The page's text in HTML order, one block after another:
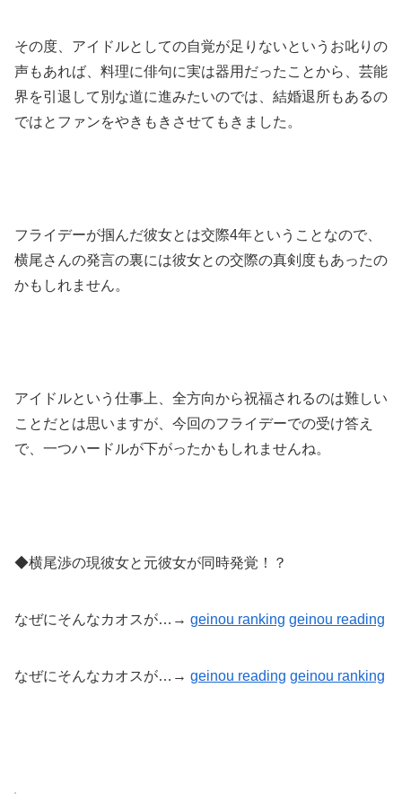
その度、アイドルとしての自覚が足りないというお叱りの
声もあれば、料理に俳句に実は器用だったことから、芸能
界を引退して別な道に進みたいのでは、結婚退所もあるの
ではとファンをやきもきさせてもきました。
フライデーが掴んだ彼女とは交際4年ということなので、
横尾さんの発言の裏には彼女との交際の真剣度もあったの
かもしれません。
アイドルという仕事上、全方向から祝福されるのは難しい
ことだとは思いますが、今回のフライデーでの受け答え
で、一つハードルが下がったかもしれませんね。
◆横尾渉の現彼女と元彼女が同時発覚！？
なぜにそんなカオスが…→ geinou ranking geinou reading
なぜにそんなカオスが…→ geinou reading geinou ranking